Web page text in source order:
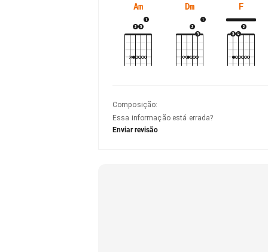
Am Dm F
Composição:
Essa informação está errada?
Enviar revisão